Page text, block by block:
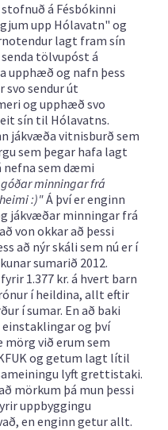
á Fésbókinni
upp Hólavatn" og
lagt fram sín
tölvupóst á
upphæð og nafn þess
svo sendur út
og upphæð svo
sín til Hólavatns.
jákvæða vitnisburð sem
sem þegar hafa lagt
nefna sem dæmi
minningar frá
:)"Á því er enginn
jákvæðar minningar frá
von okkar að þessi
að nýr skáli sem nú er í
sumarið 2012.
1.377 kr. á hvert barn
í heildina, allt eftir
í sumar. En að baki
einstaklingar og því
við erum sem
og getum lagt lítil
lyft grettistaki.
mörkum þá mun þessi
uppbyggingu
en enginn getur allt.